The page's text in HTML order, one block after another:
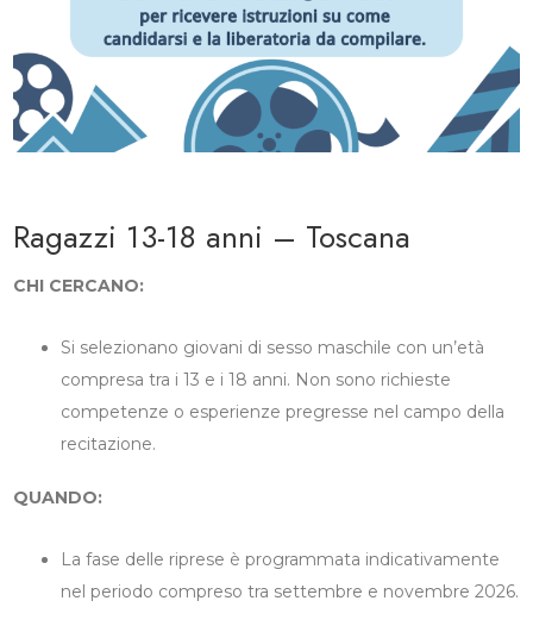
Ragazzi 13-18 anni – Toscana
CHI CERCANO:
Si selezionano giovani di sesso maschile con un’età
compresa tra i 13 e i 18 anni. Non sono richieste
competenze o esperienze pregresse nel campo della
recitazione.
QUANDO:
La fase delle riprese è programmata indicativamente
nel periodo compreso tra settembre e novembre 2026.